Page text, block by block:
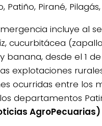
Patiño, Pirané,
incluye al
cucurbitácea
banana, desde el 1
explotaciones
ocurridas entre los
departamentos
AgroPecuarias)